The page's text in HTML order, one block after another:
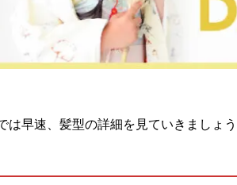
は早速、髪型の詳細を見ていきましょ